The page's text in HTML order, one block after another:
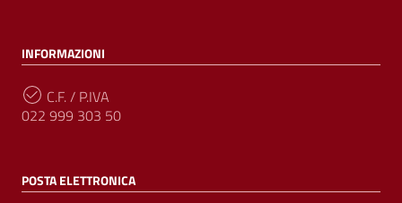
INFORMAZIONI
C.F. / P.IVA
022 999 303 50
POSTA ELETTRONICA